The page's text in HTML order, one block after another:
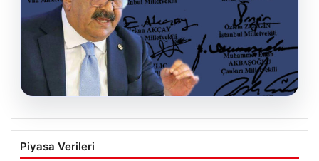
06.08.2026
MHP’li Feti Yıldız’dan Terörsüz Türkiye
İçin Çerçeve Yasa Tahmini
Piyasa Verileri